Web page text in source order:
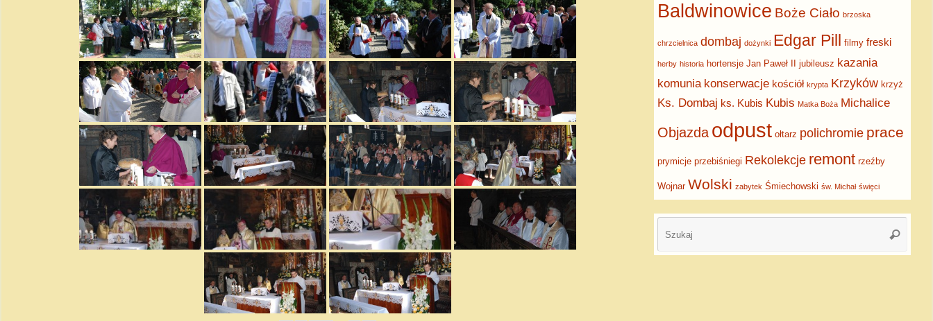
Baldwinowice Boże Ciało brzoska
chrzcielnica dombaj dożynki Edgar Pill filmy freski
herby historia hortensje Jan Paweł II jubileusz kazania
komunia konserwacje kościół krypta Krzyków krzyż
Ks. Dombaj ks. Kubis Kubis Matka Boża Michalice
Objazda odpust ołtarz polichromie prace
prymicje przebiśniegi Rekolekcje remont rzeźby
Wojnar Wolski zabytek Śmiechowski św. Michał święci